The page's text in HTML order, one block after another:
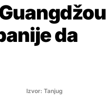
da
Izvor: Tanjug